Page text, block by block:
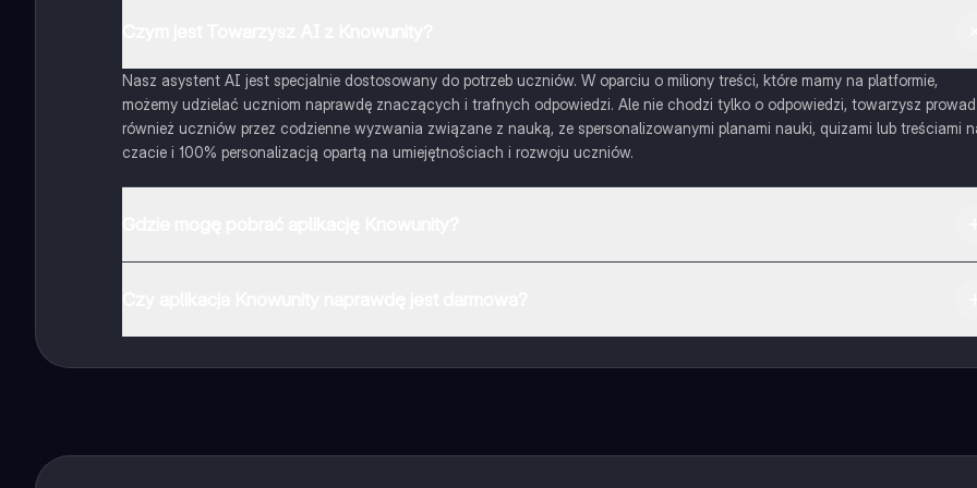
Nasz asystent AI jest specjalnie dostosowany do potrzeb uczniów. W oparciu o miliony treści, które mamy na platformie,
możemy udzielać uczniom naprawdę znaczących i trafnych odpowiedzi. Ale nie chodzi tylko o odpowiedzi, towarzysz
również uczniów przez codzienne wyzwania związane z nauką, ze spersonalizowanymi planami nauki, quizami lub treściami
czacie i 100% personalizacją opartą na umiejętnościach i rozwoju uczniów.
ich obserwować. Możesz użyć punktów, aby odblokować pewne funkcje w aplikacji, które również możesz otrzymać za